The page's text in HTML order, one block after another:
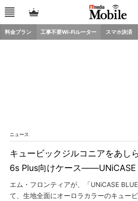
料金プラン 工事不要Wi-Fiルーター スマホ決済
ニュース
キュービックジルコニアをあし
6s Plus向けケース――UNiCASE
エム・フロンティアが、「UNiCASE
て、生地全面にオーロラカラーのキュー